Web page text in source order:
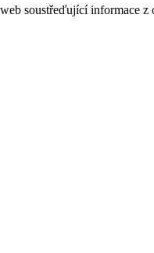
soustřeďující informace